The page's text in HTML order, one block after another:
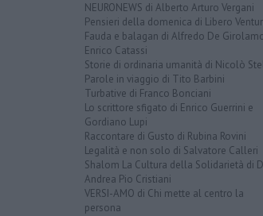
NEURONEWS di Alberto Arturo Vergani
Pensieri della domenica di Libero
Fauda e balagan di Alfredo De
Enrico Catassi
Storie di ordinaria umanità di Nicolò
Parole in viaggio di Tito Barbini
Turbative di Franco Bonciani
Lo scrittore sfigato di Enrico Guerrini e
Gordiano Lupi
Raccontare di Gusto di Rubina Rovini
Legalità e non solo di Salvatore Calleri
Shalom La Cultura della Solidarietà di
Andrea Pio Cristiani
VERSI-AMO di Chi mette al centro la
persona